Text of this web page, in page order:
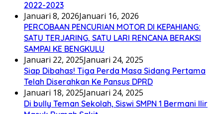
2022-2023
Januari 8, 2026Januari 16, 2026
PERCOBAAN PENCURIAN MOTOR DI KEPAHIANG:
SATU TERJARING, SATU LARI RENCANA BERAKSI
SAMPAI KE BENGKULU
Januari 22, 2025Januari 24, 2025
Siap Dibahas! Tiga Perda Masa Sidang Pertama
Telah Diserahkan Ke Pansus DPRD
Januari 18, 2025Januari 24, 2025
Di bully Teman Sekolah, Siswi SMPN 1 Bermani Ilir